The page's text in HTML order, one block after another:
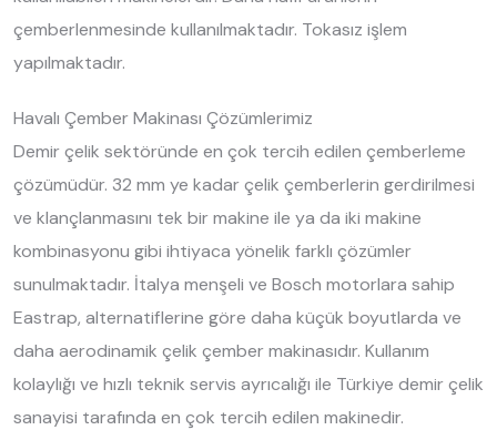
çemberlenmesinde kullanılmaktadır. Tokasız işlem
yapılmaktadır.
Havalı Çember Makinası Çözümlerimiz
Demir çelik sektöründe en çok tercih edilen çemberleme
çözümüdür. 32 mm ye kadar çelik çemberlerin gerdirilmesi
ve klançlanmasını tek bir makine ile ya da iki makine
kombinasyonu gibi ihtiyaca yönelik farklı çözümler
sunulmaktadır. İtalya menşeli ve Bosch motorlara sahip
Eastrap, alternatiflerine göre daha küçük boyutlarda ve
daha aerodinamik çelik çember makinasıdır. Kullanım
kolaylığı ve hızlı teknik servis ayrıcalığı ile Türkiye demir çelik
sanayisi tarafında en çok tercih edilen makinedir.